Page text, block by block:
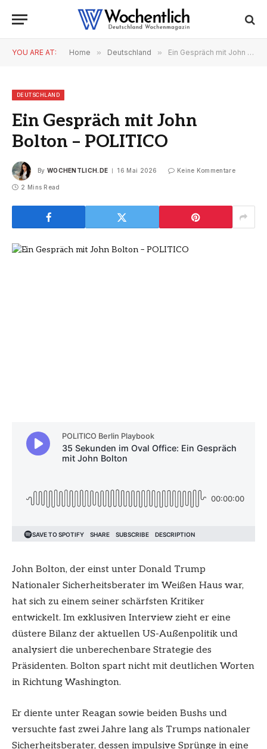
YOU ARE AT: Home » Deutschland » Ein Gespräch mit John Bolton – POLITICO
DEUTSCHLAND
Ein Gespräch mit John
Bolton – POLITICO
By WOCHENTLICH.DE 16 Mai 2026 Keine Kommentare
2 Mins Read
John Bolton, der einst unter Donald Trump
Nationaler Sicherheitsberater im Weißen Haus war,
hat sich zu einem seiner schärfsten Kritiker
entwickelt. Im exklusiven Interview zieht er eine
düstere Bilanz der aktuellen US-Außenpolitik und
analysiert die unberechenbare Strategie des
Präsidenten. Bolton spart nicht mit deutlichen Worten
in Richtung Washington.
Er diente unter Reagan sowie beiden Bushs und
versuchte fast zwei Jahre lang als Trumps nationaler
Sicherheitsberater, dessen impulsive Sprünge in eine